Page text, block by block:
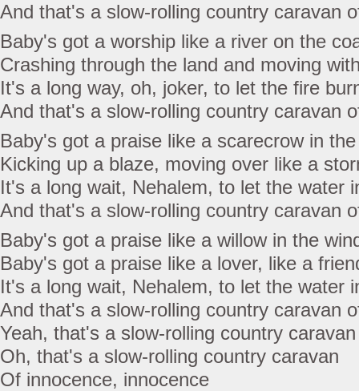
And that's a slow-rolling country caravan
Baby's got a worship like a river on the
Crashing through the land and moving
It's a long way, oh, joker, to let the fire
And that's a slow-rolling country caravan
Baby's got a praise like a scarecrow in
Kicking up a blaze, moving over like a
It's a long wait, Nehalem, to let the water
And that's a slow-rolling country caravan
Baby's got a praise like a willow in the
Baby's got a praise like a lover, like a
It's a long wait, Nehalem, to let the water
And that's a slow-rolling country caravan
Yeah, that's a slow-rolling country
Oh, that's a slow-rolling country caravan
Of innocence, innocence